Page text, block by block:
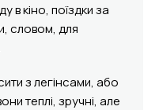
в кіно, поїздки за
словом, для
з легінсами, або
теплі, зручні, але